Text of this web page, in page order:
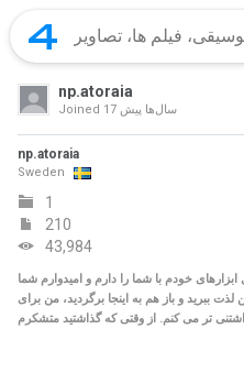
np.atoraia
Joined 17 سال‌ها پیش
np.atoraia
Sweden
1
210
43,984
خودم با شما را دارم و امیدوارم شما
ببرید و باز هم به اینجا برگردید، من برای